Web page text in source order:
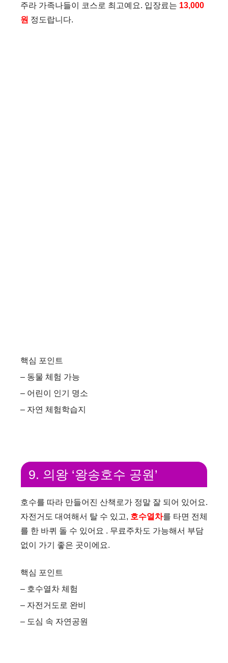
주라 가족나들이 코스로 최고예요. 입장료는 13,000
원 정도랍니다.
핵심 포인트
– 동물 체험 가능
– 어린이 인기 명소
– 자연 체험학습지
9. 의왕 ‘왕송호수 공원’
호수를 따라 만들어진 산책로가 정말 잘 되어 있어요.
자전거도 대여해서 탈 수 있고, 호수열차를 타면 전체
를 한 바퀴 돌 수 있어요 . 무료주차도 가능해서 부담
없이 가기 좋은 곳이에요.
핵심 포인트
– 호수열차 체험
– 자전거도로 완비
– 도심 속 자연공원